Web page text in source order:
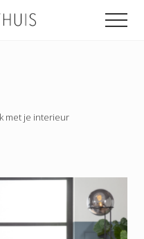
met je interieur